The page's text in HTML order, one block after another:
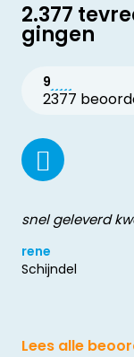
2.377
gingen
9
2377
snel geleverd
rene
Schijndel
Lees alle